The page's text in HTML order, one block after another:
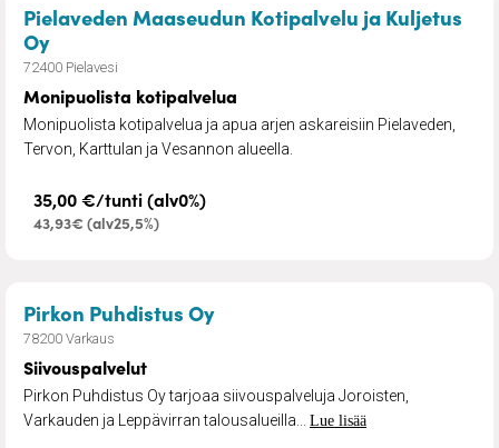
Pielaveden Maaseudun Kotipalvelu ja Kuljetus
Oy– Monipuolista kotipalvelua
72400 Pielavesi
Monipuolista kotipalvelua
Monipuolista kotipalvelua ja apua arjen askareisiin Pielaveden,
Tervon, Karttulan ja Vesannon alueella.
35,00 €/tunti (alv0%)
43,93€ (alv25,5%)
Pirkon Puhdistus Oy– Siivouspalvelut
78200 Varkaus
Siivouspalvelut
Pirkon Puhdistus Oy tarjoaa siivouspalveluja Joroisten,
Varkauden ja Leppävirran talousalueilla... Lue lisää